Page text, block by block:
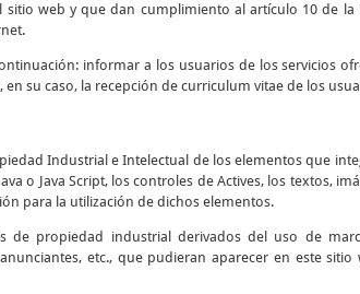
web y que dan cumplimiento al artículo 10 de la
informar a los usuarios de los servicios
su caso, la recepción de curriculum vitae de los
Industrial e Intelectual de los elementos que
o Java Script, los controles de Actives, los textos,
para la utilización de dichos elementos.
de propiedad industrial derivados del uso de
etc., que pudieran aparecer en este